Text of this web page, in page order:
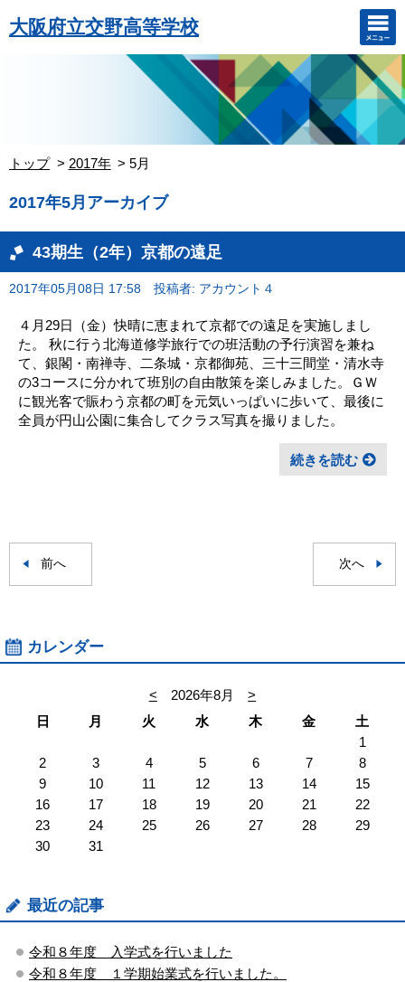
大阪府立交野高等学校
トップ 2017年 5月
2017年5月アーカイブ
43期生（2年）京都の遠足
2017年05月08日 17:58 投稿者: アカウント４
４月29日（金）快晴に恵まれて京都での遠足を実施しまし
た。 秋に行う北海道修学旅行での班活動の予行演習を兼ね
て、銀閣・南禅寺、二条城・京都御苑、三十三間堂・清水寺
の3コースに分かれて班別の自由散策を楽しみました。ＧＷ
に観光客で賑わう京都の町を元気いっぱいに歩いて、最後に
全員が円山公園に集合してクラス写真を撮りました。
続きを読む
前へ 次へ
カレンダー
< 2026年8月
>
日
月 火 水 木 金
土
1
2
3 4 5 6 7
8
9
10 11 12 13 14
15
16
17 18 19 20 21
22
23
24 25 26 27 28
29
30
31
最近の記事
令和８年度 入学式を行いました
令和８年度 １学期始業式を行いました。